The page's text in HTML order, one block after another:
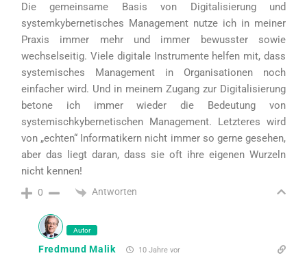
Die gemeinsame Basis von Digitalisierung und
systemkybernetisches Management nutze ich in meiner
Praxis immer mehr und immer bewusster sowie
wechselseitig. Viele digitale Instrumente helfen mit, dass
systemisches Management in Organisationen noch
einfacher wird. Und in meinem Zugang zur Digitalisierung
betone ich immer wieder die Bedeutung von
systemischkybernetischen Management. Letzteres wird
von „echten“ Informatikern nicht immer so gerne gesehen,
aber das liegt daran, dass sie oft ihre eigenen Wurzeln
nicht kennen!
0 Antworten
Autor
Fredmund Malik 10 Jahre vor